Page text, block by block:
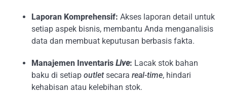
Laporan Komprehensif: Akses laporan detail untuk
setiap aspek bisnis, membantu Anda menganalisis
data dan membuat keputusan berbasis fakta.
Manajemen InventarisLive: Lacak stok bahan
baku di setiapoutletsecarareal-time, hindari
kehabisan atau kelebihan stok.